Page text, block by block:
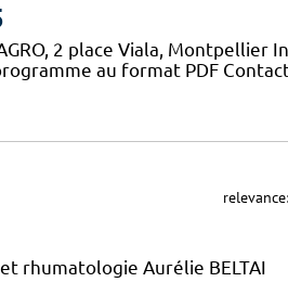
2 place Viala, Montpellier
au format PDF
relevance:
rhumatologie Aurélie BELTAI